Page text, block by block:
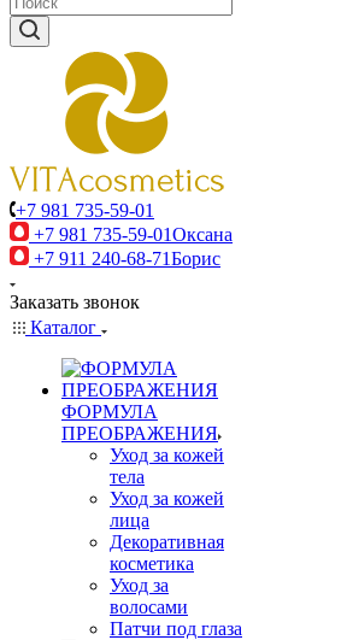
+7 981 735-59-01
+7 981 735-59-01Оксана
+7 911 240-68-71Борис
Заказать звонок
Каталог
ФОРМУЛА
ПРЕОБРАЖЕНИЯ
Уход за кожей
тела
Уход за кожей
лица
Декоративная
косметика
Уход за
волосами
Патчи под глаза